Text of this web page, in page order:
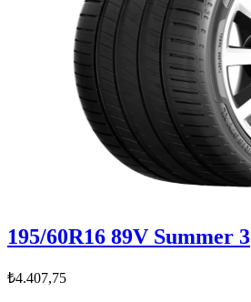
195/60R16 89V Summer 3
₺4.407,75